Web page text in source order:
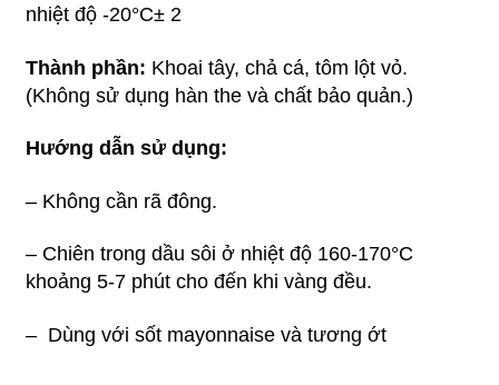
nhiệt độ -20°C± 2
Thành phần: Khoai tây, chả cá, tôm lột vỏ.
(Không sử dụng hàn the và chất bảo quản.)
Hướng dẫn sử dụng:
– Không cần rã đông.
– Chiên trong dầu sôi ở nhiệt độ 160-170°C
khoảng 5-7 phút cho đến khi vàng đều.
– Dùng với sốt mayonnaise và tương ớt